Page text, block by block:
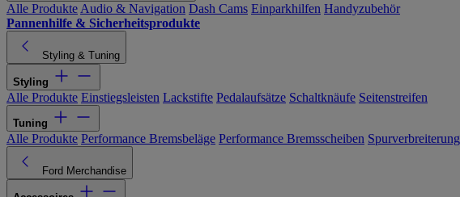
Alle Produkte Audio & Navigation Dash Cams Einparkhilfen Handyzubehör
Pannenhilfe & Sicherheitsprodukte
Styling & Tuning
Styling
Alle Produkte Einstiegsleisten Lackstifte Pedalaufsätze Schaltknäufe Seitenstreifen
Tuning
Alle Produkte Performance Bremsbeläge Performance Bremsscheiben Spurverbreiterung
Ford Merchandise